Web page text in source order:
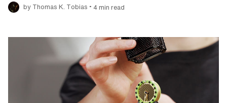
by Thomas K. Tobias • 4 min read